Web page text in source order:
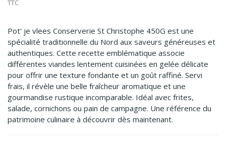
TTC
Pot' je vlees Conserverie St Christophe 450G est une
spécialité traditionnelle du Nord aux saveurs généreuses et
authentiques. Cette recette emblématique associe
différentes viandes lentement cuisinées en gelée délicate
pour offrir une texture fondante et un goût raffiné. Servi
frais, il révèle une belle fraîcheur aromatique et une
gourmandise rustique incomparable. Idéal avec frites,
salade, cornichons ou pain de campagne. Une référence du
patrimoine culinaire à découvrir dès maintenant.